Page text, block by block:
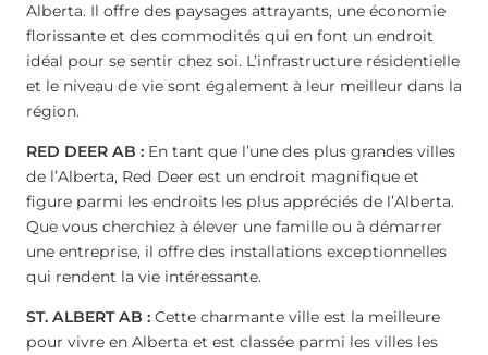
Alberta. Il offre des paysages attrayants, une économie
florissante et des commodités qui en font un endroit
idéal pour se sentir chez soi. L’infrastructure résidentielle
et le niveau de vie sont également à leur meilleur dans la
région.
RED DEER AB : En tant que l’une des plus grandes villes
de l’Alberta, Red Deer est un endroit magnifique et
figure parmi les endroits les plus appréciés de l’Alberta.
Que vous cherchiez à élever une famille ou à démarrer
une entreprise, il offre des installations exceptionnelles
qui rendent la vie intéressante.
ST. ALBERT AB : Cette charmante ville est la meilleure
pour vivre en Alberta et est classée parmi les villes les